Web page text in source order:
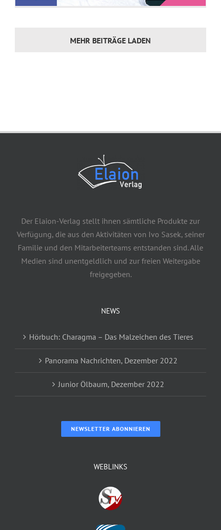
MEHR BEITRÄGE LADEN
Der Elaion-Verlag stellt ihnen sämtliche Produkte zur
Verfügung, die aus den Aktivitäten von Ivo Sasek, seiner
Familie und den Mitarbeiterteams entstanden sind. Alle
Medien sind unentgeldlich und zur freien Weitergabe
freigegeben.
NEWS
Hörbuch: Charagma – Das Malzeichen des Tieres
Panorama Nachrichten, Dezember 2022
Junior Ölbaum, Dezember 2022
NEWSLETTER ABONNIEREN
WEBLINKS